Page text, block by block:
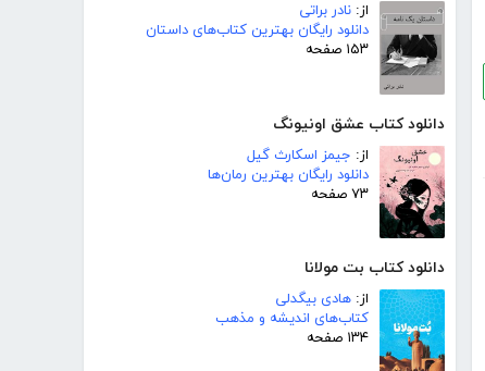
از: نادر براتی
دانلود رایگان بهترین کتاب‌های داستان
۱۵۳ صفحه
دانلود کتاب عشق اونیونگ
از: جیمز اسکارث گیل
دانلود رایگان بهترین رمان‌ها
۷۳ صفحه
دانلود کتاب بت مولانا
از: هادی بیگدلی
کتاب‌های اندیشه و مذهب
۱۳۴ صفحه